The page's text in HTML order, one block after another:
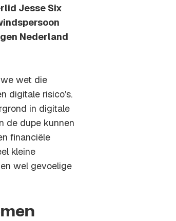
Jesse Six
Nederland
wet die
digitale risico's.
in digitale
de dupe kunnen
financiële
kleine
wel gevoelige